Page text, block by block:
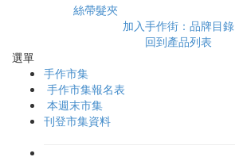
絲帶髮夾
加入手作街：品牌目錄
回到產品列表
選單
手作市集
手作市集報名表
本週末市集
刊登市集資料